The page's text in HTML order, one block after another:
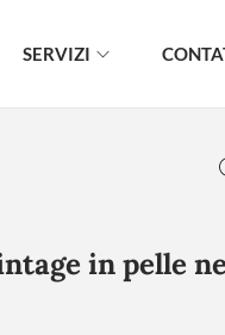
SERVIZI
in pelle